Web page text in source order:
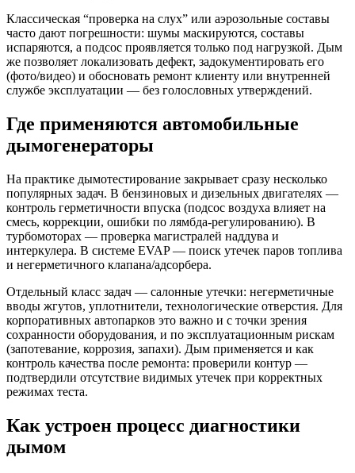
Классическая “проверка на слух” или аэрозольные составы
часто дают погрешности: шумы маскируются, составы
испаряются, а подсос проявляется только под нагрузкой. Дым
же позволяет локализовать дефект, задокументировать его
(фото/видео) и обосновать ремонт клиенту или внутренней
службе эксплуатации — без голословных утверждений.
Где применяются автомобильные
дымогенераторы
На практике дымотестирование закрывает сразу несколько
популярных задач. В бензиновых и дизельных двигателях —
контроль герметичности впуска (подсос воздуха влияет на
смесь, коррекции, ошибки по лямбда-регулированию). В
турбомоторах — проверка магистралей наддува и
интеркулера. В системе EVAP — поиск утечек паров топлива
и негерметичного клапана/адсорбера.
Отдельный класс задач — салонные утечки: негерметичные
вводы жгутов, уплотнители, технологические отверстия. Для
корпоративных автопарков это важно и с точки зрения
сохранности оборудования, и по эксплуатационным рискам
(запотевание, коррозия, запахи). Дым применяется и как
контроль качества после ремонта: проверили контур —
подтвердили отсутствие видимых утечек при корректных
режимах теста.
Как устроен процесс диагностики
дымом